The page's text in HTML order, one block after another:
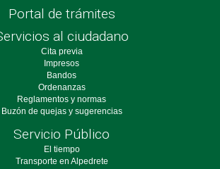
Portal de trámites
al ciudadano
Cita previa
Impresos
Bandos
Ordenanzas
Reglamentos y normas
Buzón de quejas y sugerencias
Servicio Público
El tiempo
Transporte en Alpedrete